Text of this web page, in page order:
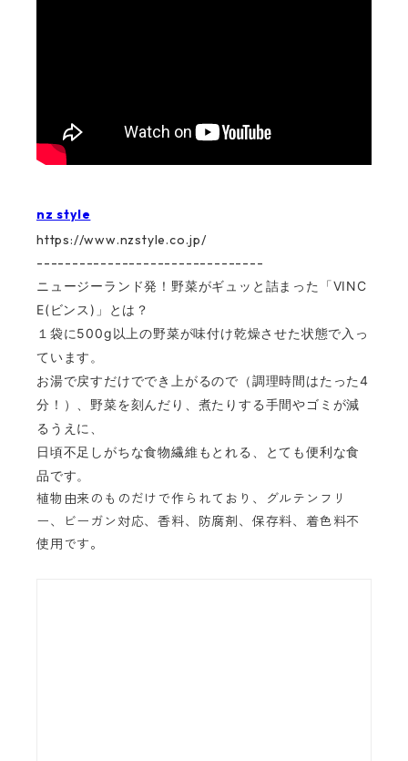
nz style
https://www.nzstyle.co.jp/
--------------------------------
ニュージーランド発！野菜がギュッと詰まった「VINC
E(ビンス)」とは？
１袋に500g以上の野菜が味付け乾燥させた状態で入っ
ています。
お湯で戻すだけででき上がるので（調理時間はたった4
分！）、野菜を刻んだり、煮たりする手間やゴミが減
るうえに、
日頃不足しがちな食物繊維もとれる、とても便利な食
品です。
植物由来のものだけで作られており、グルテンフリ
ー、ビーガン対応、香料、防腐剤、保存料、着色料不
使用です。